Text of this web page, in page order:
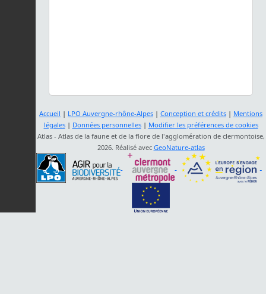
Accueil | LPO Auvergne-rhône-Alpes | Conception et crédits | Mentions
légales| Données personnelles| Modifier les préférences de cookies
Atlas - Atlas de la faune et de la flore de l'agglomération de clermontoise,
2026. Réalisé avec GeoNature-atlas